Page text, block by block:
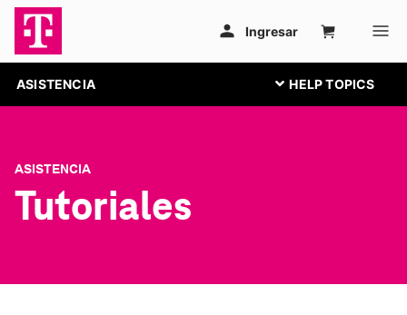
ASISTENCIA
ASISTENCIA
Tutoriales